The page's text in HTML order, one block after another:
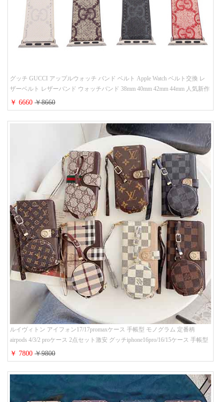
グッチ GUCCI アップルウォッチ バンド ベルト Apple Watch ベルト交換 レ
ザーベルト レザーバンド ウォッチバンド 38mm 40mm 42mm 44mm 人気新作
￥ 6660￥8660
ルイヴィトン アイフォン17/17promaxケース 手帳型 モノグラム 定番柄
airpods 4/3/2 proケース 2点セット激安 グッチiphone16pro/16/15ケース 手帳型
財布カード入り 多機能 ハイ ブランド Galaxy S25/S24/S23手帳カバー おすす
め
￥ 7800￥9800